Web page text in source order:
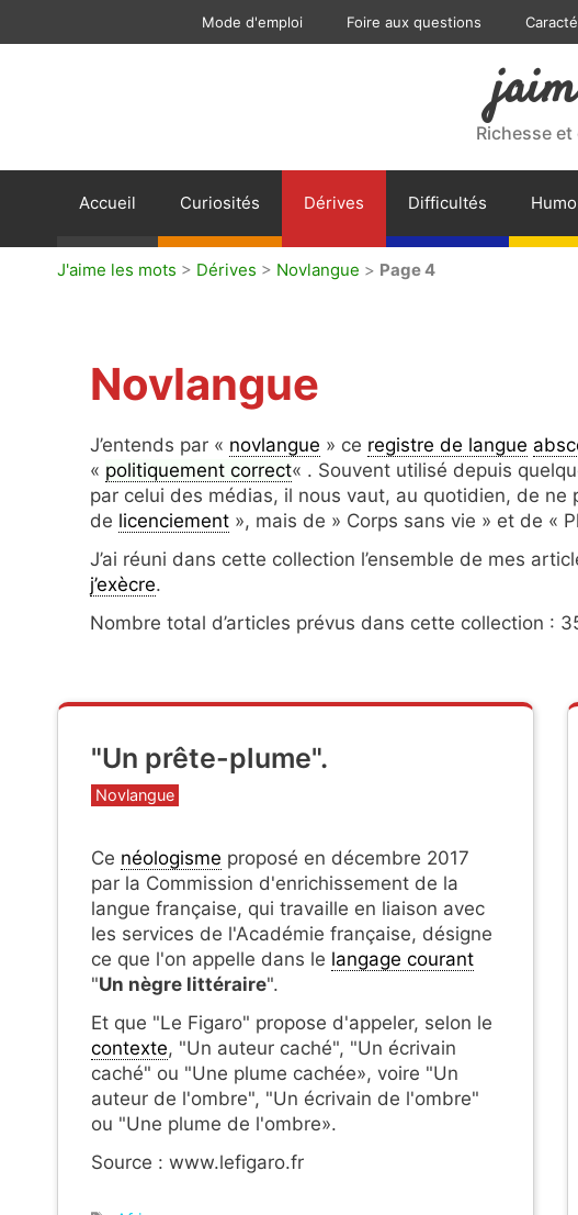
Mode d'emploi Foire aux questions
Richesse
Accueil Curiosités Dérives Difficultés
J'aime les mots > Dérives > Novlangue > Page 4
Novlangue
J’entends par « novlangue » ce registre de langue
« politiquement correct« . Souvent utilisé depuis
par celui des médias, il nous vaut, au quotidien, de
de licenciement », mais de » Corps sans vie » et de «
J’ai réuni dans cette collection l’ensemble de mes
j’exècre.
Nombre total d’articles prévus dans cette collection :
"Un prête-plume".
Catégories
Novlangue
Ce néologisme proposé en décembre 2017
par la Commission d'enrichissement de la
langue française, qui travaille en liaison avec
les services de l'Académie française, désigne
ce que l'on appelle dans le langage courant
"Un nègre littéraire".
Et que "Le Figaro" propose d'appeler, selon le
contexte, "Un auteur caché", "Un écrivain
caché" ou "Une plume cachée», voire "Un
auteur de l'ombre", "Un écrivain de l'ombre"
ou "Une plume de l'ombre».
Source : www.lefigaro.fr